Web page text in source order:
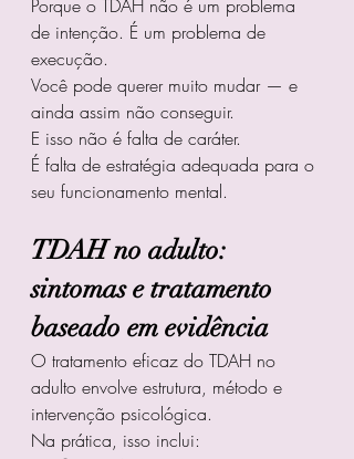
Porque o TDAH não é um problema
de intenção. É um problema de
execução.
Você pode querer muito mudar — e
ainda assim não conseguir.
E isso não é falta de caráter.
É falta de estratégia adequada para o
seu funcionamento mental.
TDAH no adulto:
sintomas e tratamento
baseado em evidência
O tratamento eficaz do TDAH no
adulto envolve estrutura, método e
intervenção psicológica.
Na prática, isso inclui: